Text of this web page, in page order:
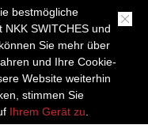
bestmögliche
SWITCHES und
Sie mehr über
und Ihre Cookie-
Website weiterhin
stimmen Sie
Ihrem Gerät zu